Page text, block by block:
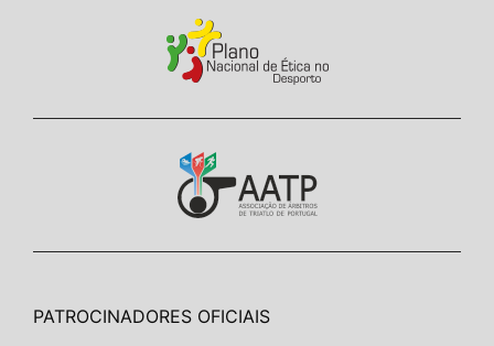
PATROCINADORES OFICIAIS